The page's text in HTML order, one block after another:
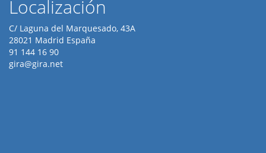
Localización
C/ Laguna del Marquesado, 43A
28021 Madrid España
91 144 16 90
gira@gira.net